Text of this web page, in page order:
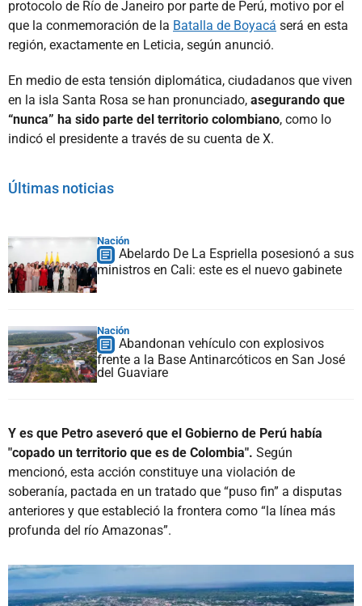
protocolo de Río de Janeiro por parte de Perú, motivo por el
que la conmemoración de la Batalla de Boyacá será en esta
región, exactamente en Leticia, según anunció.
En medio de esta tensión diplomática, ciudadanos que viven
en la isla Santa Rosa se han pronunciado, asegurando que
“nunca” ha sido parte del territorio colombiano, como lo
indicó el presidente a través de su cuenta de X.
Últimas noticias
Nación
Abelardo De La Espriella posesionó a sus
ministros en Cali: este es el nuevo gabinete
Nación
Abandonan vehículo con explosivos
frente a la Base Antinarcóticos en San José
del Guaviare
Y es que Petro aseveró que el Gobierno de Perú había
"copado un territorio que es de Colombia". Según
mencionó, esta acción constituye una violación de
soberanía, pactada en un tratado que “puso fin” a disputas
anteriores y que estableció la frontera como “la línea más
profunda del río Amazonas”.